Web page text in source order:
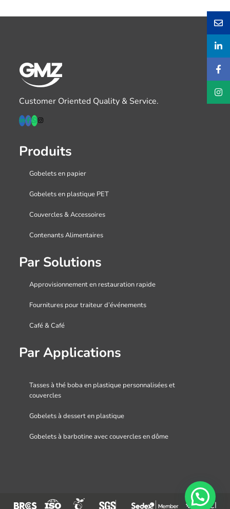
Customer Oriented Quality & Service.
Produits
Gobelets en papier
Gobelets en plastique PET
Couvercles & Accessoires
Contenants Alimentaires
Par Solutions
Approvisionnement en restauration rapide
Fournitures pour traiteur d’événements
Café & Café
Par Applications
Tasses à thé boba en plastique personnalisées et
couvercles
Gobelets à dessert en plastique
Gobelets à barbotine avec couvercles en dôme